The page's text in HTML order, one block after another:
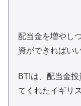
配当金を増やし
資ができればい
BTIは、配当金
てくれたイギリ